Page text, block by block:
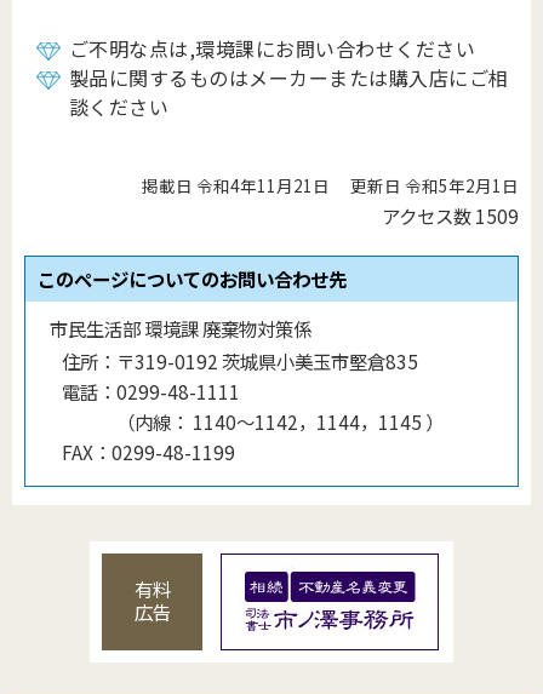
ご不明な点は,環境課にお問い合わせください
製品に関するものはメーカーまたは購入店にご相
談ください
掲載日 令和4年11月21日 更新日 令和5年2月1日
アクセス数1509
このページについてのお問い合わせ先
市民生活部 環境課 廃棄物対策係
住所： 〒319-0192 茨城県小美玉市堅倉835
電話： 0299-48-1111
（内線 ： 1140〜1142，1144，1145 ）
FAX： 0299-48-1199
有料
広告